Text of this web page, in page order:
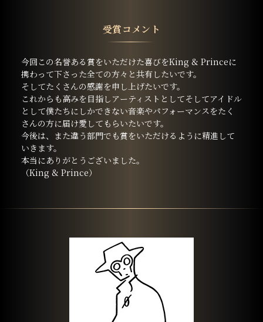
受賞コメント
今回この名誉ある賞をいただけた喜びをKing & Princeに
携わって下さった全ての方々と共有したいです。
そしてたくさんの感謝を申し上げたいです。
これからも高みを目指しアーティストとしてそしてアイドル
として僕たちにしかできない音楽やパフォーマンスをたく
さんの方に届け愛してもらいたいです。
今後は、また違う部門でも賞をいただけるように精進して
いきます。
本当にありがとうございました。
（King & Prince）